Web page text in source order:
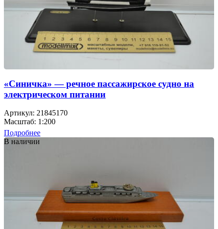
«Синичка» — речное пассажирское судно на
электрическом питании
Артикул: 21845170
Масштаб: 1:200
Подробнее
В наличии